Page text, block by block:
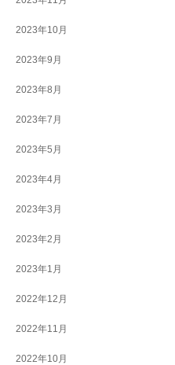
2023年10月
2023年9月
2023年8月
2023年7月
2023年5月
2023年4月
2023年3月
2023年2月
2023年1月
2022年12月
2022年11月
2022年10月